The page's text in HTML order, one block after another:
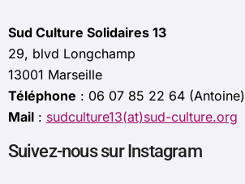
Sud Culture Solidaires 13
29, blvd Longchamp
13001 Marseille
Téléphone : 06 07 85 22 64 (Antoine)
Mail: sudculture13(at)sud-culture.org
Suivez-nous sur Instagram